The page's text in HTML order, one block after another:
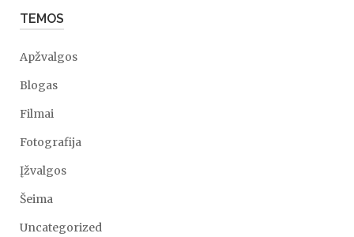
TEMOS
Apžvalgos
Blogas
Filmai
Fotografija
Įžvalgos
Šeima
Uncategorized